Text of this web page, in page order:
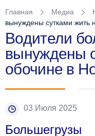
Главная Медиа
вынуждены сутками жить
Водители
вынуждены
обочине в
03 Июля 2025